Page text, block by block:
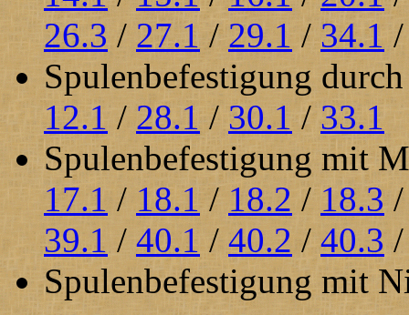
26.3 / 27.1/29.1 /34.1
Spulenbefestigung
12.1 /28.1/30.1/33.1
Spulenbefestigung mit
17.1 / 18.1/18.2 /18.3
39.1 / 40.1/ 40.2/40.3
Spulenbefestigung mit